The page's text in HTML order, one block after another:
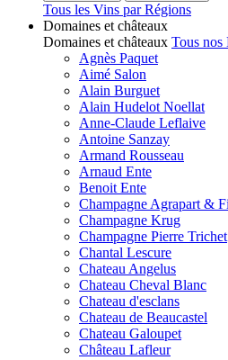
Tous les Vins par Régions
Domaines et châteaux
Domaines et châteaux Tous nos
Agnès Paquet
Aimé Salon
Alain Burguet
Alain Hudelot Noellat
Anne-Claude Leflaive
Antoine Sanzay
Armand Rousseau
Arnaud Ente
Benoit Ente
Champagne Agrapart &
Champagne Krug
Champagne Pierre Trichet
Chantal Lescure
Chateau Angelus
Chateau Cheval Blanc
Chateau d'esclans
Chateau de Beaucastel
Chateau Galoupet
Château Lafleur